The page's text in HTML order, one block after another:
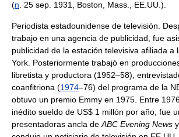
(n . 25 sep. 1931, Boston, Mass., EE.UU.).
Periodista estadounidense de televisión.
trabajo en una agencia de publicidad, fue
publicidad de la estación televisiva afiliada a
York. Posteriormente trabajó en
libretista y productora (1952–58),
coanfitriona (1974–76) del programa de la
obtuvo un premio Emmy en 1975. Entre
inédito sueldo de US$ 1 millón por año, fue
presentadoras ancla de ABC Evening News